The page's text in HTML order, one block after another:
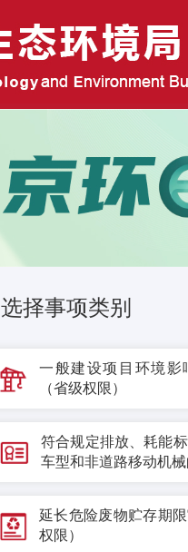
选择事项类别
一般建设项目环境影
（省级权限）
符合规定排放、耗能
车型和非道路移动机
延长危险废物贮存期
权限）